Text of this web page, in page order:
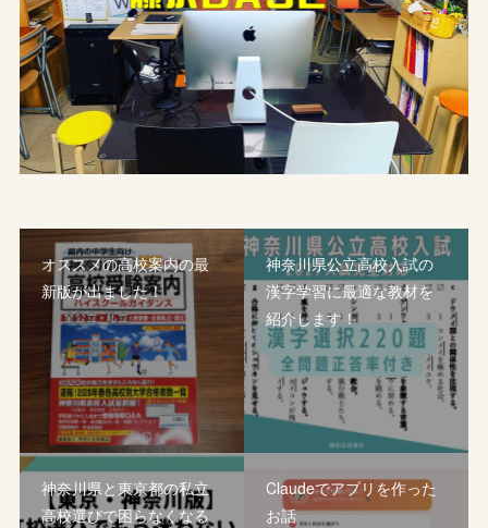
オススメの高校案内の最
新版が出ました！
神奈川県公立高校入試の
漢字学習に最適な教材を
紹介します！
神奈川県と東京都の私立
高校選びで困らなくなる
Claudeでアプリを作った
お話